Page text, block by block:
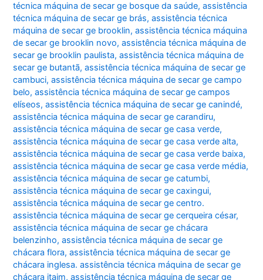
técnica máquina de secar ge bosque da saúde,assistência
técnica máquina de secar ge brás,assistência técnica
máquina de secar ge brooklin,assistência técnica máquina
de secar ge brooklin novo,assistência técnica máquina de
secar ge brooklin paulista,assistência técnica máquina de
secar ge butantã,assistência técnica máquina de secar ge
cambuci,assistência técnica máquina de secar ge campo
belo,assistência técnica máquina de secar ge campos
elíseos,assistência técnica máquina de secar ge canindé,
assistência técnica máquina de secar ge carandiru,
assistência técnica máquina de secar ge casa verde,
assistência técnica máquina de secar ge casa verde alta,
assistência técnica máquina de secar ge casa verde baixa,
assistência técnica máquina de secar ge casa verde média,
assistência técnica máquina de secar ge catumbi,
assistência técnica máquina de secar ge caxingui,
assistência técnica máquina de secar ge centro.
assistência técnica máquina de secar ge cerqueira césar,
assistência técnica máquina de secar ge chácara
belenzinho,assistência técnica máquina de secar ge
chácara flora,assistência técnica máquina de secar ge
chácara inglesa. assistência técnica máquina de secar ge
chácara itaim,assistência técnica máquina de secar ge